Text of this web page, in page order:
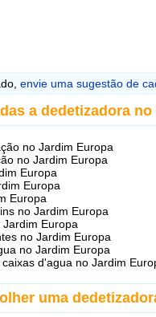
envie uma sugestão de
a dedetizadora
no Jardim Europa
no Jardim Europa
Europa
Europa
Europa
no Jardim Europa
Europa
no Jardim Europa
no Jardim Europa
d'agua no Jardim
uma